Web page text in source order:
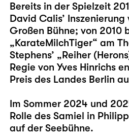
Bereits in der Spielzeit
David Calis’ Inszenierung
Großen Bühne; von 2010
„KarateMilchTiger“ am
Stephens’ „Reiher
Regie von Yves Hinrichs
Preis des Landes Berlin
Im Sommer 2024 und
Rolle des Samiel in
auf der Seebühne.